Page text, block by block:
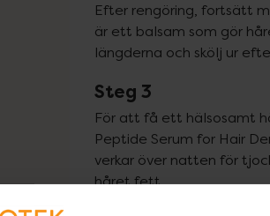
Efter rengöring, fortsätt
är ett balsam som gör
längderna och skölj ur
Steg 3
För att få ett hälsosamt
Peptide Serum for Hair
verkar över natten för
håret fett.